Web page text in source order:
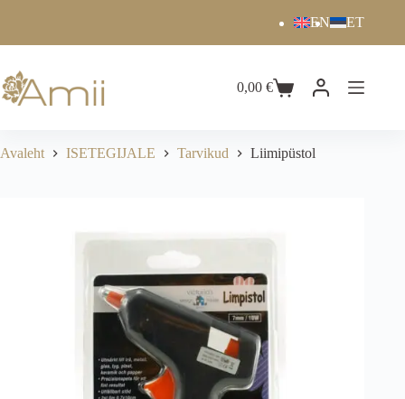
EN ET
0,00€
Avaleht ISETEGIJALE Tarvikud Liimipüstol